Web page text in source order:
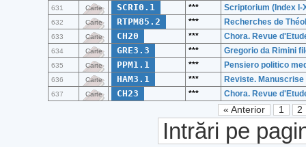
631 Carte SCRI0.1 *** Scriptorium (Index I-
632 Carte RTPM85.2 *** Recherches de
633 Carte CH20 *** Chora. Revue
634 Carte GRE3.3 *** Gregorio da Rimini
635 Carte PPM1.1 *** Pensiero politico
636 Carte HAM3.1 *** Reviste.
637 Carte CH23 *** Chora. Revue
« Anterior 1 2
Intrări pe